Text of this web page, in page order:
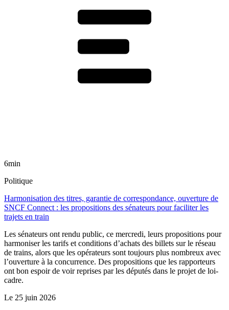
6min
Politique
Harmonisation des titres, garantie de correspondance, ouverture de
SNCF Connect : les propositions des sénateurs pour faciliter les
trajets en train
Les sénateurs ont rendu public, ce mercredi, leurs propositions pour
harmoniser les tarifs et conditions d’achats des billets sur le réseau
de trains, alors que les opérateurs sont toujours plus nombreux avec
l’ouverture à la concurrence. Des propositions que les rapporteurs
ont bon espoir de voir reprises par les députés dans le projet de loi-
cadre.
Le 25 juin 2026